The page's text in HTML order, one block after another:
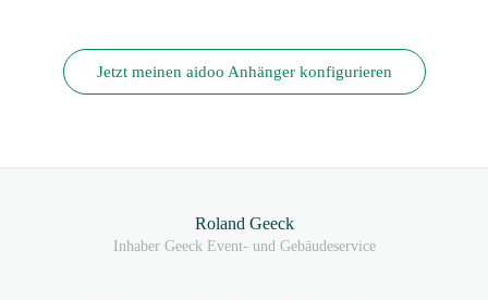
Jetzt meinen aidoo Anhänger konfigurieren
Roland Geeck
Inhaber Geeck Event- und Gebäudeservice